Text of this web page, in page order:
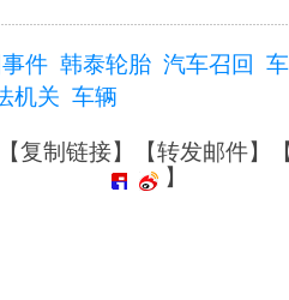
件 韩泰轮胎 汽车召回
机关 车辆
复制链接】【转发邮件】
】